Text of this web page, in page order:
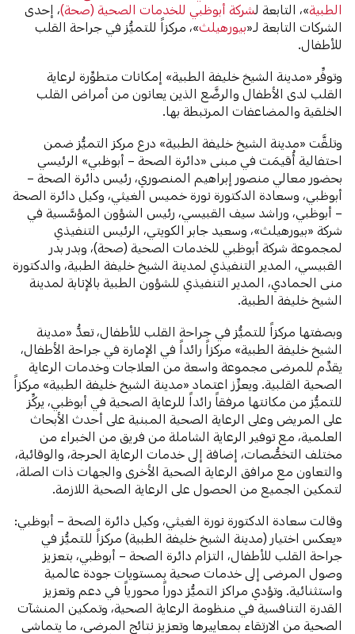
الطبية»، التابعة لشركة أبوظبي للخدمات الصحية (صحة)، إحدى
الشركات التابعة لـ«بيورهيلث»، مركزاً للتميُّز في جراحة القلب
للأطفال.
وتوفِّر «مدينة الشيخ خليفة الطبية» إمكانات متطوِّرة لرعاية
القلب لدى الأطفال والرضَّع الذين يعانون من أمراض القلب
الخلقية والمضاعفات المرتبطة بها.
وتلقَّت «مدينة الشيخ خليفة الطبية» درع مركز التميُّز ضمن
احتفالية أُقيمَت في مبنى «دائرة الصحة – أبوظبي» الرئيسي
بحضور معالي منصور إبراهيم المنصوري، رئيس دائرة الصحة –
أبوظبي، وسعادة الدكتورة نورة خميس الغيثي، وكيل دائرة الصحة
– أبوظبي، وراشد سيف القبيسي، رئيس الشؤون المؤسَّسية في
شركة «بيورهيلث»، وسعيد جابر الكويتي، الرئيس التنفيذي
لمجموعة شركة أبوظبي للخدمات الصحية (صحة)، وبدر بدر
القبيسي، المدير التنفيذي لمدينة الشيخ خليفة الطبية، والدكتورة
منى الحمادي، المدير التنفيذي للشؤون الطبية بالإنابة لمدينة
الشيخ خليفة الطبية.
وبصفتها مركزاً للتميُّز في جراحة القلب للأطفال، تعدُّ «مدينة
الشيخ خليفة الطبية» مركزاً رائداً في الإمارة في جراحة الأطفال،
يقدِّم للمرضى مجموعة واسعة من العلاجات وخدمات الرعاية
الصحية القلبية. ويعزِّز اعتماد «مدينة الشيخ خليفة الطبية» مركزاً
للتميُّز من مكانتها مرفقاً رائداً للرعاية الصحية في أبوظبي، يركِّز
على المريض وعلى الرعاية الصحية المبنية على أحدث الأبحاث
العلمية، مع توفير الرعاية الشاملة من فريق من الخبراء من
مختلف التخصُّصات، إضافة إلى خدمات الرعاية الحرجة، والوقائية،
والتعاون مع مرافق الرعاية الصحية الأخرى والجهات ذات الصلة،
لتمكين الجميع من الحصول على الرعاية الصحية اللازمة.
وقالت سعادة الدكتورة نورة الغيثي، وكيل دائرة الصحة – أبوظبي:
«يعكس اختيار (مدينة الشيخ خليفة الطبية) مركزاً للتميُّز في
جراحة القلب للأطفال، التزام دائرة الصحة – أبوظبي، بتعزيز
وصول المرضى إلى خدمات صحية بمستويات جودة عالمية
واستثنائية. وتؤدي مراكز التميُّز دوراً محورياً في دعم وتعزيز
القدرة التنافسية في منظومة الرعاية الصحية، وتمكين المنشآت
الصحية من الارتقاء بمعاييرها وتعزيز نتائج المرضى، ما يتماشى